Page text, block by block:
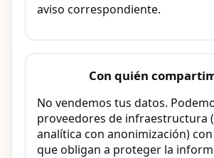
aviso correspondiente.
Con quién
No vendemos tus datos.
proveedores de infraestructura
analítica con anonimización)
que obligan a proteger la